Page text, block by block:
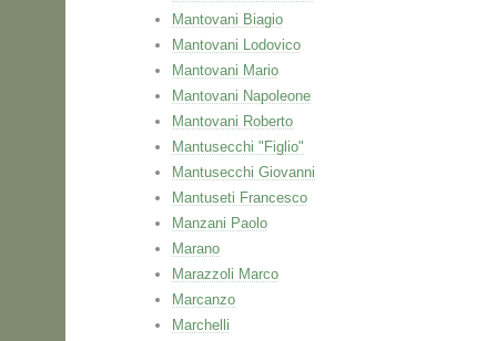
Mantovani Biagio
Mantovani Lodovico
Mantovani Mario
Mantovani Napoleone
Mantovani Roberto
Mantusecchi "Figlio"
Mantusecchi Giovanni
Mantuseti Francesco
Manzani Paolo
Marano
Marazzoli Marco
Marcanzo
Marchelli